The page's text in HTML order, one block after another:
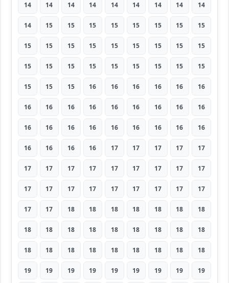
14 14 14 14 14 14 14 14 14
14 15 15 15 15 15 15 15 15
15 15 15 15 15 15 15 15 15
15 15 15 15 15 15 15 15 15
15 15 15 16 16 16 16 16 16
16 16 16 16 16 16 16 16 16
16 16 16 16 16 16 16 16 16
16 16 16 16 17 17 17 17 17
17 17 17 17 17 17 17 17 17
17 17 17 17 17 17 17 17 17
17 17 18 18 18 18 18 18 18
18 18 18 18 18 18 18 18 18
18 18 18 18 18 18 18 18 18
19 19 19 19 19 19 19 19 19